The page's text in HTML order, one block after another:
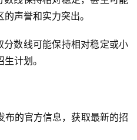
声誉和实力突出。
分数线可能保持相对稳定或小
计划。